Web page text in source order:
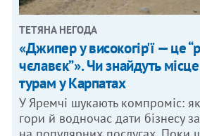
ТЕТЯНА НЕГОДА
«Джипер у високогір'ї — це
чєлавєк”». Чи знайдуть
турам у Карпатах
У Яремчі шукають компроміс:
гори й водночас дати бізнесу